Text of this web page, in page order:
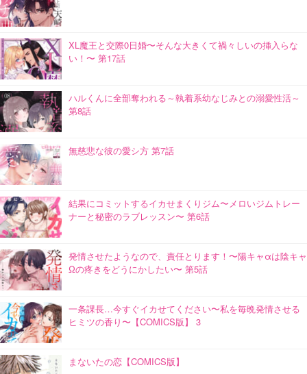
XL魔王と交際0日婚〜そんな大きくて禍々しいの挿入らな
い！〜 第17話
ハルくんに全部奪われる～執着系幼なじみとの溺愛性活～
第8話
無慈悲な彼の愛シ方 第7話
結果にコミットするイカせまくりジム〜メロいジムトレー
ナーと秘密のラブレッスン〜 第6話
発情させたようなので、責任とります！〜陽キャαは陰キャ
Ωの疼きをどうにかしたい〜 第5話
一条課長…今すぐイカせてください〜私を毎晩発情させる
ヒミツの香り〜【COMICS版】 3
まないたの恋【COMICS版】